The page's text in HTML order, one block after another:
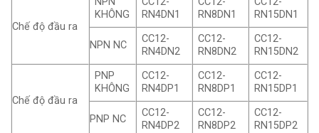
Chế độ đầu ra
KHÔNG
RN4DN1
RN8DN1
RN15DN1
NPN NC
CC12-
RN4DN2
CC12-
RN8DN2
CC12-
RN15DN2
Chế độ đầu ra
PNP
KHÔNG
CC12-
RN4DP1
CC12-
RN8DP1
CC12-
RN15DP1
PNP NC
CC12-
RN4DP2
CC12-
RN8DP2
CC12-
RN15DP2